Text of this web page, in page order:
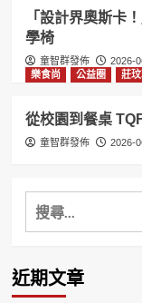
「設計界奧斯卡
學椅
童智群發佈
2026-
樂食尚
公益圈 莊玟
從校園到餐桌
童智群發佈 2026-
搜
尋
鍵
字:
近期文章